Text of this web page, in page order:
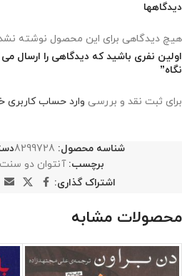
دیدگاهها
هیچ دیدگاهی برای این محصول نوشته
اولین نفری باشید که دیدگاهی را ارسال
نگاه”
برای ثبت نقد و بررسی وارد حساب کاربری
شناسه محصول: 8299728
برچسب: آنتوان دو
اشتراک گذاری:
محصولات مشابه